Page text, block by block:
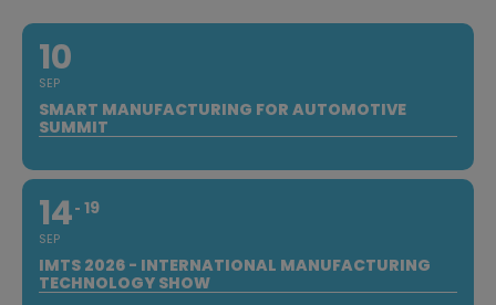
10
SEP
SMART MANUFACTURING FOR AUTOMOTIVE
SUMMIT
14
SEP
19
IMTS 2026 - INTERNATIONAL MANUFACTURING
TECHNOLOGY SHOW